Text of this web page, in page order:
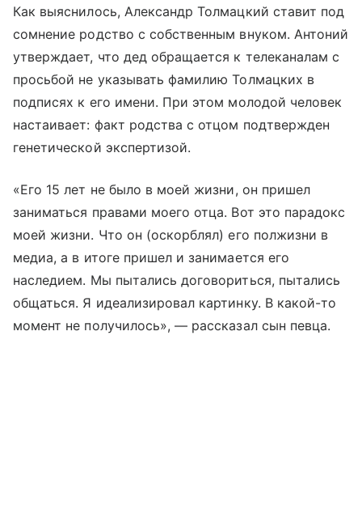
Как выяснилось, Александр Толмацкий ставит под
сомнение родство с собственным внуком. Антоний
утверждает, что дед обращается к телеканалам с
просьбой не указывать фамилию Толмацких в
подписях к его имени. При этом молодой человек
настаивает: факт родства с отцом подтвержден
генетической экспертизой.
«Его 15 лет не было в моей жизни, он пришел
заниматься правами моего отца. Вот это парадокс
моей жизни. Что он (оскорблял) его полжизни в
медиа, а в итоге пришел и занимается его
наследием. Мы пытались договориться, пытались
общаться. Я идеализировал картинку. В какой-то
момент не получилось», — рассказал сын певца.